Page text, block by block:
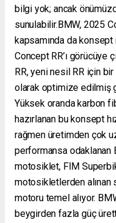
bilgi yok; ancak
sunulabilir.BMW, 2025
kapsamında da
Concept RR’ı görücüye
RR, yeni nesil RR için
olarak optimize edilmiş
Yüksek oranda karbon
hazırlanan bu konsept
rağmen üretimden çok
performansa odaklanan
motosiklet, FIM
motosikletlerden alınan
motoru temel alıyor.
beygirden fazla güç